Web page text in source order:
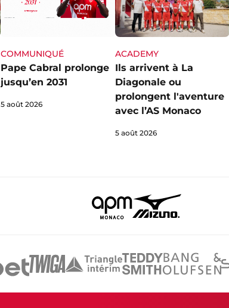
COMMUNIQUÉ
Pape Cabral prolonge
jusqu’en 2031
5 août 2026
ACADEMY
Ils arrivent à La
Diagonale ou
prolongent l'aventure
avec l’AS Monaco
5 août 2026